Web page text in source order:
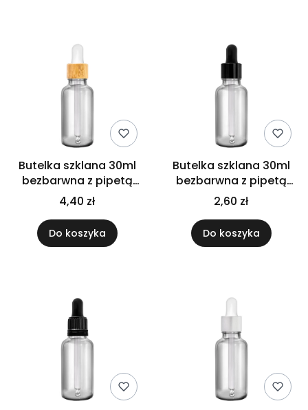
Butelka szklana 30ml
bezbarwna z pipetą
bambusową
4,40 zł
Do koszyka
Butelka szklana 30ml
bezbarwna z pipetą
czarną
2,60 zł
Do koszyka